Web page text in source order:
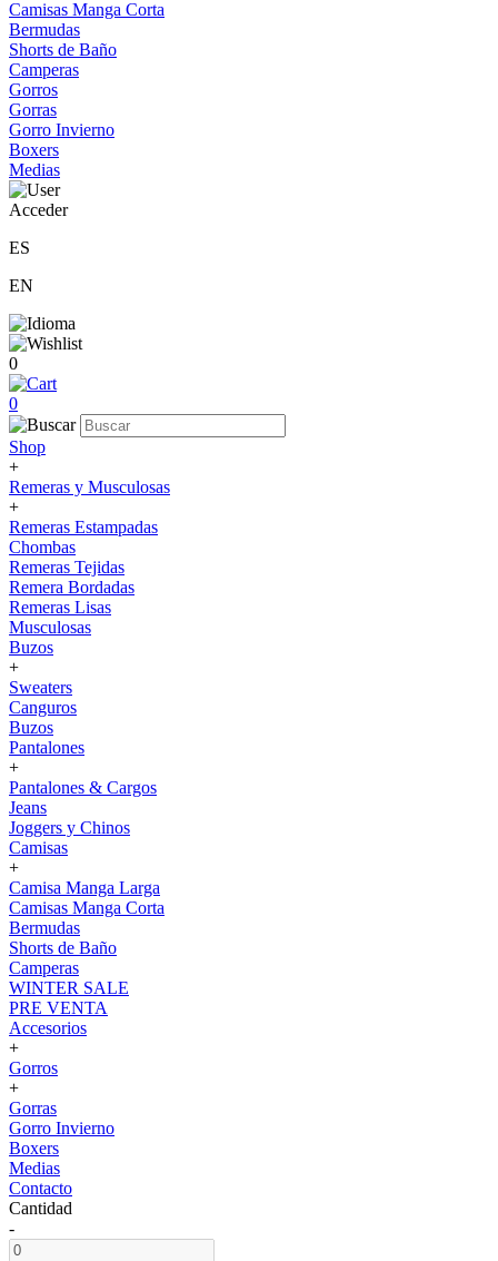
Camisas Manga Corta
Bermudas
Shorts de Baño
Camperas
Gorros
Gorras
Gorro Invierno
Boxers
Medias
Acceder
ES
EN
0
0
Shop
+
Remeras y Musculosas
+
Remeras Estampadas
Chombas
Remeras Tejidas
Remera Bordadas
Remeras Lisas
Musculosas
Buzos
+
Sweaters
Canguros
Buzos
Pantalones
+
Pantalones & Cargos
Jeans
Joggers y Chinos
Camisas
+
Camisa Manga Larga
Camisas Manga Corta
Bermudas
Shorts de Baño
Camperas
WINTER SALE
PRE VENTA
Accesorios
+
Gorros
+
Gorras
Gorro Invierno
Boxers
Medias
Contacto
Cantidad
-